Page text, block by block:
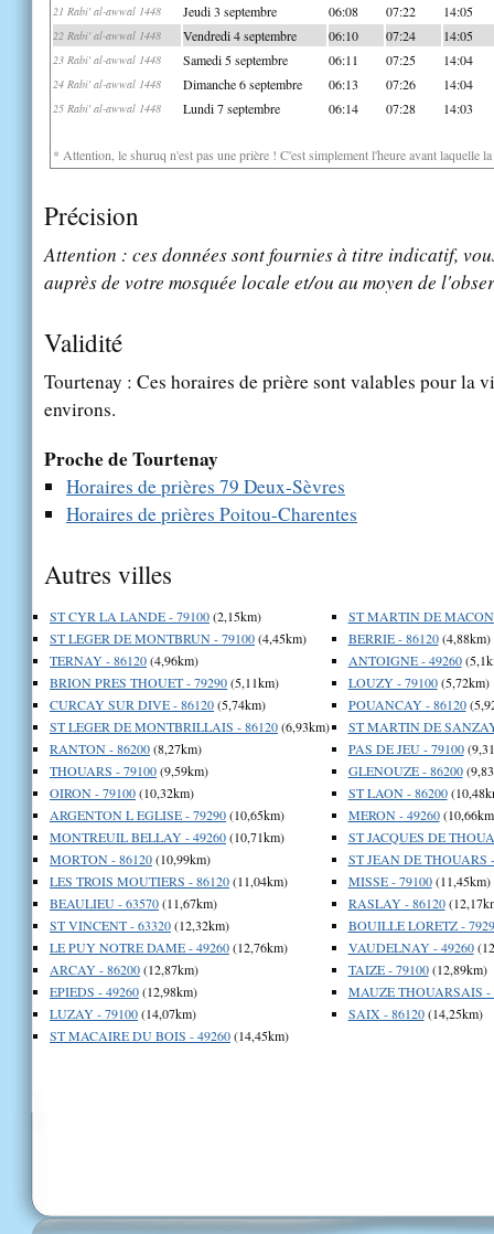
21 Rabi' al-awwal 1448 Jeudi 3 septembre 06:08 07:22 14:05
22 Rabi' al-awwal 1448 Vendredi 4 septembre 06:10 07:24 14:05
23 Rabi' al-awwal 1448 Samedi 5 septembre 06:11 07:25 14:04
24 Rabi' al-awwal 1448 Dimanche 6 septembre 06:13 07:26 14:04
25 Rabi' al-awwal 1448 Lundi 7 septembre 06:14 07:28 14:03
* Attention, le shuruq n'est pas une prière ! C'est simplement l'heure avant laquelle
Précision
Attention : ces données sont fournies à titre indicatif,
auprès de votre mosquée locale et/ou au moyen de
Validité
Tourtenay : Ces horaires de prière sont valables pour la
environs.
Proche de Tourtenay
Horaires de prières 79 Deux-Sèvres
Horaires de prières Poitou-Charentes
Autres villes
ST CYR LA LANDE - 79100(2,15km)
ST LEGER DE MONTBRUN - 79100(4,45km)
TERNAY - 86120(4,96km)
BRION PRES THOUET - 79290(5,11km)
CURCAY SUR DIVE - 86120(5,74km)
ST LEGER DE MONTBRILLAIS - 86120(6,93km)
RANTON - 86200(8,27km)
THOUARS - 79100(9,59km)
OIRON - 79100(10,32km)
ARGENTON L EGLISE - 79290(10,65km)
MONTREUIL BELLAY - 49260(10,71km)
MORTON - 86120(10,99km)
LES TROIS MOUTIERS - 86120(11,04km)
BEAULIEU - 63570(11,67km)
ST VINCENT - 63320(12,32km)
LE PUY NOTRE DAME - 49260(12,76km)
ARCAY - 86200(12,87km)
EPIEDS - 49260(12,98km)
LUZAY - 79100(14,07km)
ST MACAIRE DU BOIS - 49260(14,45km)
ST MARTIN DE
BERRIE - 86120(4,88km)
ANTOIGNE - 49260
LOUZY - 79100(5,72km)
POUANCAY - 86120
ST MARTIN DE
PAS DE JEU - 79100
GLENOUZE - 86200
ST LAON - 86200
MERON - 49260
ST JACQUES DE
ST JEAN DE THOUARS
MISSE - 79100(11,45km)
RASLAY - 86120
BOUILLE LORETZ -
VAUDELNAY - 49260
TAIZE - 79100(12,89km)
MAUZE THOUARSAIS -
SAIX - 86120(14,25km)